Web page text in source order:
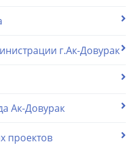
г.Ак-Довурак
Ак-Довурак
проектов